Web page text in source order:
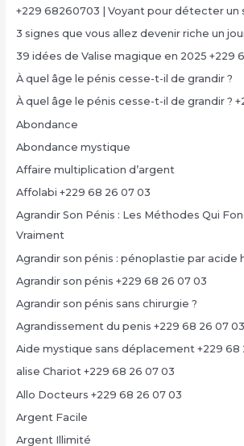
+229 68260703 | Voyant pour détecter un
3 signes que vous allez devenir riche un
39 idées de Valise magique en 2025 +229
À quel âge le pénis cesse-t-il de grandir ?
À quel âge le pénis cesse-t-il de grandir ?
Abondance
Abondance mystique
Affaire multiplication d’argent
Affolabi +229 68 26 07 03
Agrandir Son Pénis : Les Méthodes Qui
Vraiment
Agrandir son pénis : pénoplastie par acide
Agrandir son pénis +229 68 26 07 03
Agrandir son pénis sans chirurgie ?
Agrandissement du penis +229 68 26 07 03
Aide mystique sans déplacement +229 68
alise Chariot +229 68 26 07 03
Allo Docteurs +229 68 26 07 03
Argent Facile
Argent Illimité